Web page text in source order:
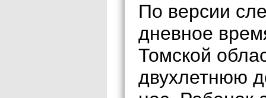
По версии
дневное
Томской
двухлетнюю